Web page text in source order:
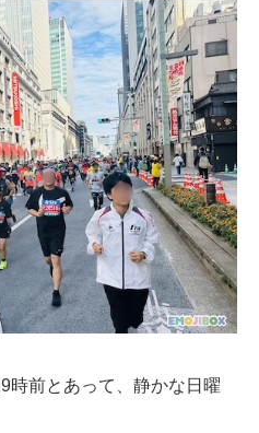
時前とあって、静かな日曜